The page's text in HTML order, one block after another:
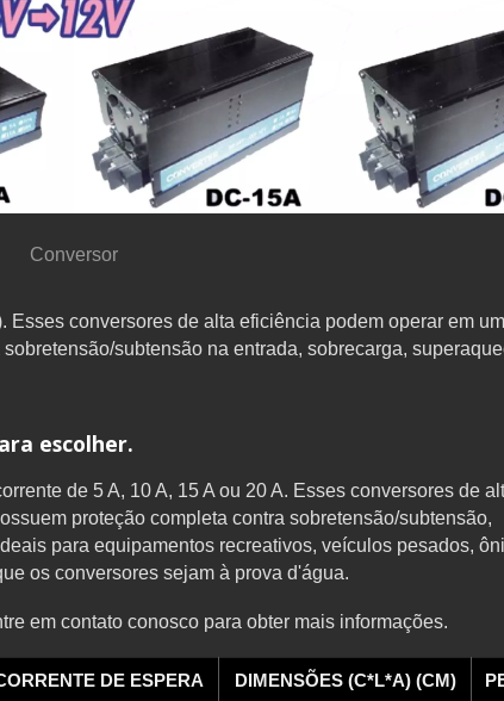
Conversor
conversores de alta eficiência podem operar em
subtensão na entrada, sobrecarga,
escolher.
de 5 A, 10 A, 15 A ou 20 A. Esses conversores de
proteção completa contra sobretensão/subtensão,
para equipamentos recreativos, veículos pesados,
os conversores sejam à prova d'água.
em contato conosco para obter mais informações.
DE ESPERA DIMENSÕES (C*L*A) (CM)